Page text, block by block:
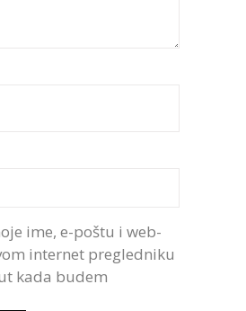
ime, e-poštu i web-
internet pregledniku
kada budem